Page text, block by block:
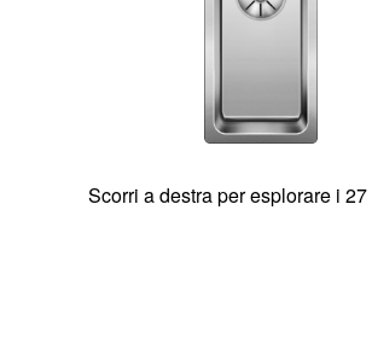
Scorri a destra per esplorare i